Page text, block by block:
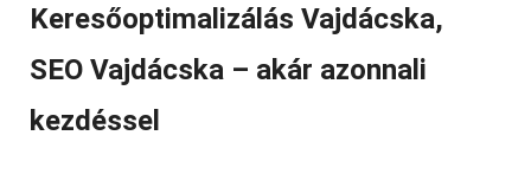
Keresőoptimalizálás Vajdácska,
SEO Vajdácska – akár azonnali
kezdéssel